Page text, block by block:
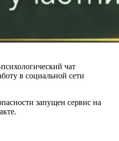
чат
в социальной сети
запущен сервис на